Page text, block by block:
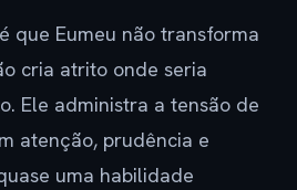
que Eumeu não transforma
cria atrito onde seria
Ele administra a tensão de
atenção, prudência e
uma habilidade